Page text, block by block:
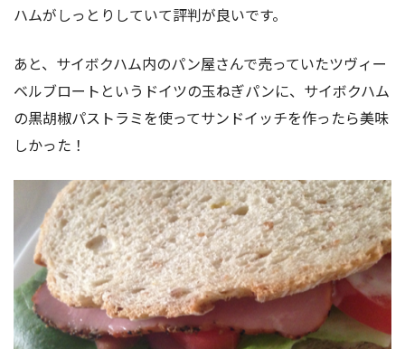
ハムがしっとりしていて評判が良いです。
あと、サイボクハム内のパン屋さんで売っていたツヴィー
ベルブロートというドイツの玉ねぎパンに、サイボクハム
の黒胡椒パストラミを使ってサンドイッチを作ったら美味
しかった！